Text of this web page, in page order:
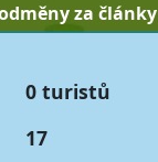
za články
0 turistů
17